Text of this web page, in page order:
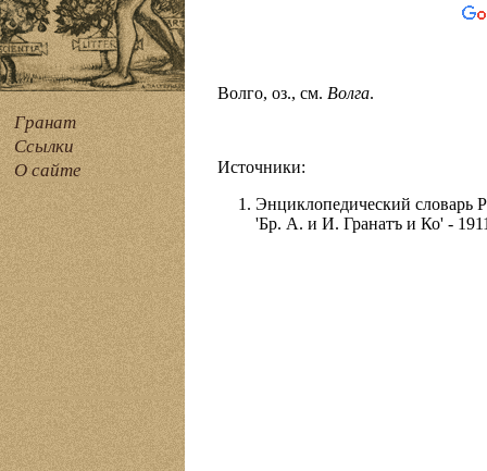
Гранат
Ссылки
О сайте
Волго, оз., см. Волга.
Источники:
Энциклопедический словарь
'Бр. А. и И. Гранатъ и Ко' -